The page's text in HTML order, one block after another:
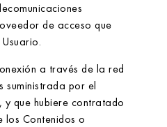
de acceso que
a través de la red
suministrada por el
que hubiere contratado
los Contenidos o